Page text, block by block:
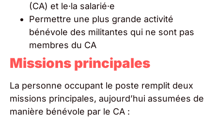
(CA) et le·la salarié·e
Permettre une plus grande activité
bénévole des militantes qui ne sont pas
membres du CA
Missions principales
La personne occupant le poste remplit deux
missions principales, aujourd’hui assumées de
manière bénévole par le CA :